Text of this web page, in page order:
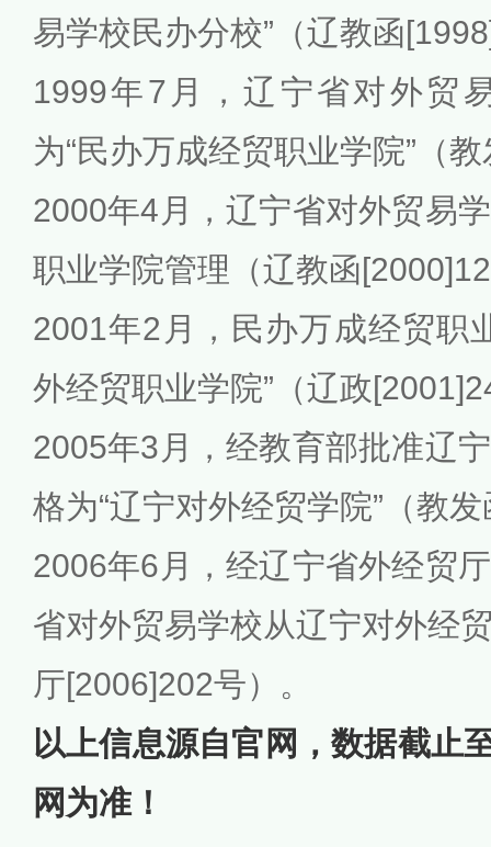
易学校民办分校”（辽教函
1999年7月，辽宁省对外贸
为“民办万成经贸职业学院”（
2000年4月，辽宁省对外贸易
职业学院管理（辽教函
2001年2月，民办万成经贸职
外经贸职业学院”（辽政
2005年3月，经教育部批准辽
格为“辽宁对外经贸学院”（教
2006年6月，经辽宁省外经贸
省对外贸易学校从辽宁对外经
厅[2006]202号）。
以上信息源自官网，数据截止
网为准！